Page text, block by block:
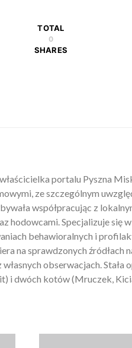
TOTAL
0
SHARES
portalu Pyszna
ze szczególnym
współpracując z
hodowcami. Specjalizuje się
behawioralnych i
na sprawdzonych źródłach
obserwacjach. Stała
i dwóch kotów (Mruczek,